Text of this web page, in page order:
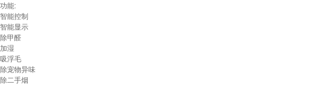
功能:
智能控制
智能显示
除甲醛
加湿
吸浮毛
除宠物异味
除二手烟